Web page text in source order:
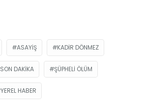
ASAYIŞ KADIR DÖNMEZ
SON DAKIKA ŞÜPHELI ÖLÜM
YEREL HABER